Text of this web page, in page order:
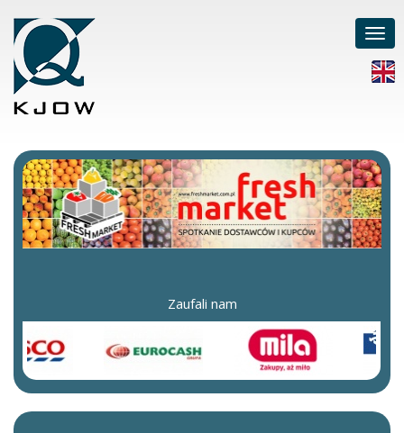
Zaufali nam